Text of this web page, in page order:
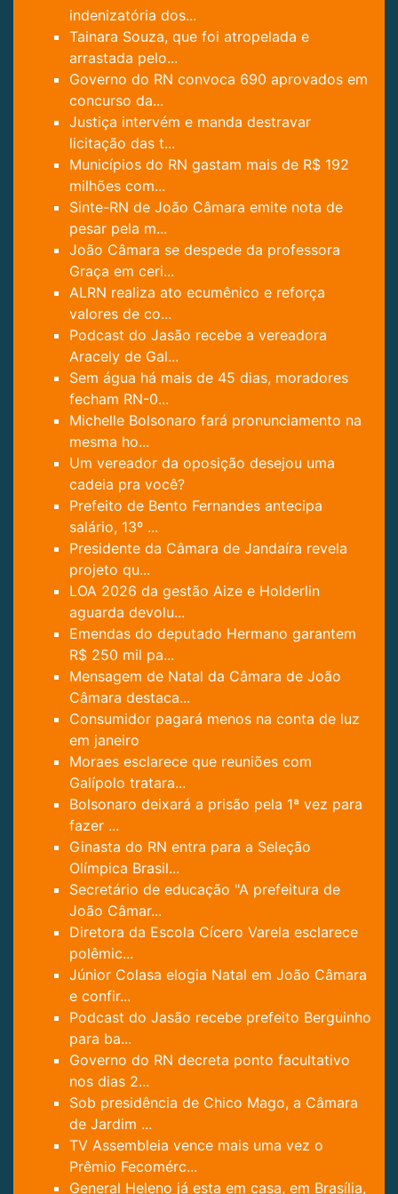
indenizatória dos...
Tainara Souza, que foi atropelada e
arrastada pelo...
Governo do RN convoca 690 aprovados em
concurso da...
Justiça intervém e manda destravar
licitação das t...
Municípios do RN gastam mais de R$ 192
milhões com...
Sinte-RN de João Câmara emite nota de
pesar pela m...
João Câmara se despede da professora
Graça em ceri...
ALRN realiza ato ecumênico e reforça
valores de co...
Podcast do Jasão recebe a vereadora
Aracely de Gal...
Sem água há mais de 45 dias, moradores
fecham RN-0...
Michelle Bolsonaro fará pronunciamento na
mesma ho...
Um vereador da oposição desejou uma
cadeia pra você?
Prefeito de Bento Fernandes antecipa
salário, 13º ...
Presidente da Câmara de Jandaíra revela
projeto qu...
LOA 2026 da gestão Aize e Holderlin
aguarda devolu...
Emendas do deputado Hermano garantem
R$ 250 mil pa...
Mensagem de Natal da Câmara de João
Câmara destaca...
Consumidor pagará menos na conta de luz
em janeiro
Moraes esclarece que reuniões com
Galípolo tratara...
Bolsonaro deixará a prisão pela 1ª vez para
fazer ...
Ginasta do RN entra para a Seleção
Olímpica Brasil...
Secretário de educação "A prefeitura de
João Câmar...
Diretora da Escola Cícero Varela esclarece
polêmic...
Júnior Colasa elogia Natal em João Câmara
e confir...
Podcast do Jasão recebe prefeito Berguinho
para ba...
Governo do RN decreta ponto facultativo
nos dias 2...
Sob presidência de Chico Mago, a Câmara
de Jardim ...
TV Assembleia vence mais uma vez o
Prêmio Fecomérc...
General Heleno já esta em casa, em Brasília,